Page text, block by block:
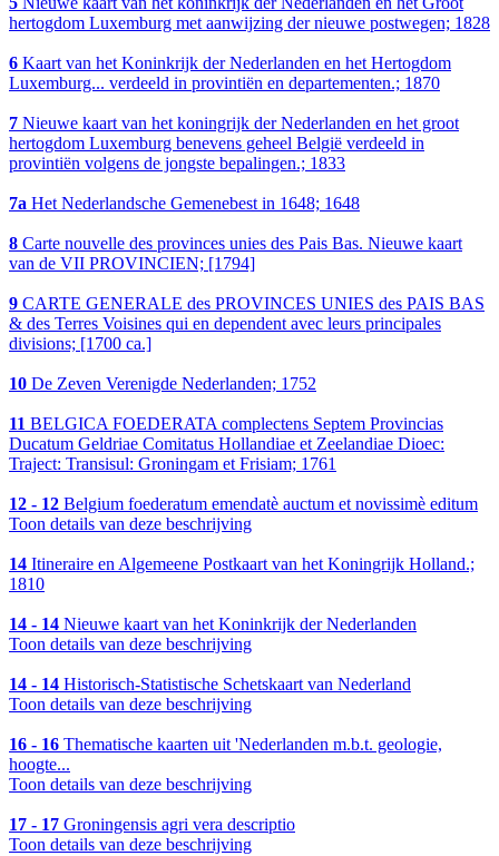
hertogdom Luxemburg met aanwijzing der nieuwe postwegen; 1828
6 Kaart van het Koninkrijk der Nederlanden en het Hertogdom
Luxemburg... verdeeld in provintiën en departementen.; 1870
7 Nieuwe kaart van het koningrijk der Nederlanden en het groot
hertogdom Luxemburg benevens geheel België verdeeld in
provintiën volgens de jongste bepalingen.; 1833
7a Het Nederlandsche Gemenebest in 1648; 1648
8 Carte nouvelle des provinces unies des Pais Bas. Nieuwe kaart
van de VII PROVINCIEN; [1794]
9 CARTE GENERALE des PROVINCES UNIES des PAIS BAS
& des Terres Voisines qui en dependent avec leurs principales
divisions; [1700 ca.]
10 De Zeven Verenigde Nederlanden; 1752
11 BELGICA FOEDERATA complectens Septem Provincias
Ducatum Geldriae Comitatus Hollandiae et Zeelandiae Dioec:
Traject: Transisul: Groningam et Frisiam; 1761
12 - 12 Belgium foederatum emendatè auctum et novissimè editum
Toon details van deze beschrijving
14 Itineraire en Algemeene Postkaart van het Koningrijk Holland.;
1810
14 - 14 Nieuwe kaart van het Koninkrijk der Nederlanden
Toon details van deze beschrijving
14 - 14 Historisch-Statistische Schetskaart van Nederland
Toon details van deze beschrijving
16 - 16 Thematische kaarten uit 'Nederlanden m.b.t. geologie,
hoogte...
Toon details van deze beschrijving
17 - 17 Groningensis agri vera descriptio
Toon details van deze beschrijving